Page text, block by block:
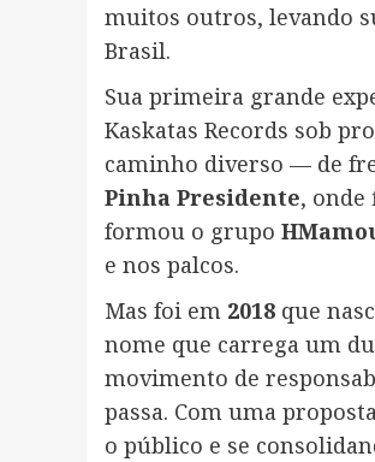
muitos outros, levando
Brasil.
Sua primeira grande
Kaskatas Records sob
caminho diverso — de
Pinha Presidente, onde
formou o grupo
e nos palcos.
Mas foi em 2018 que
nome que carrega um
movimento de
passa. Com uma
o público e se